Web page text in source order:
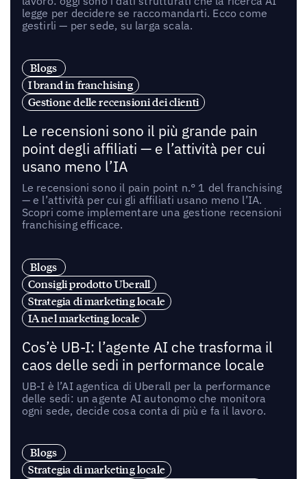
legge per decidere se raccomandarti. Ecco come
gestirli — per sede, su larga scala.
Blogs
I brand in franchising
Gestione delle recensioni dei clienti
Le recensioni sono il più grande pain
point degli affiliati — e l’attività per cui
usano meno l’IA
Le recensioni sono il pain point n.° 1 del franchising
— e l’attività per cui gli affiliati usano meno l’IA.
Scopri come implementare una gestione recensioni
franchising efficace.
Blogs
Consigli prodotto Uberall
Strategia di marketing locale
IA nel marketing locale
Cos’è UB-I: l’agente AI che trasforma il
caos delle sedi in performance locale
UB-I è l’AI agentica di Uberall per la performance
delle sedi: un agente AI autonomo che monitora
ogni sede, decide cosa conta di più e fa il lavoro.
Blogs
Strategia di marketing locale